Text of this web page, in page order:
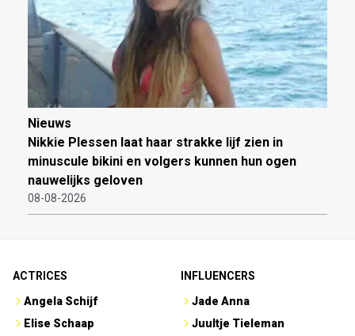
Nieuws
Nikkie Plessen laat haar strakke lijf zien in
minuscule bikini en volgers kunnen hun ogen
nauwelijks geloven
08-08-2026
ACTRICES
Angela Schijf
Elise Schaap
INFLUENCERS
Jade Anna
Juultje Tieleman